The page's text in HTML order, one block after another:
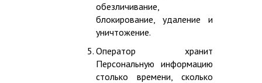
обезличивание,
блокирование, удаление и
уничтожение.
Оператор хранит
Персональную информацию
столько времени, сколько